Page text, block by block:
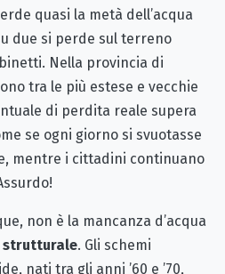
quasi la metà dell’acqua
due si perde sul terreno
Nella provincia di
tra le più estese e vecchie
di perdita reale supera
se ogni giorno si svuotasse
mentre i cittadini continuano
non è la mancanza d’acqua
strutturale. Gli schemi
nati tra gli anni ’60 e ’70,